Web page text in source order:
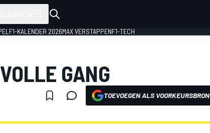
F1-KALENDER 2026MAX VERSTAPPENF1-TECH
GANG
TOEVOEGEN ALS VOORKEURSBRON